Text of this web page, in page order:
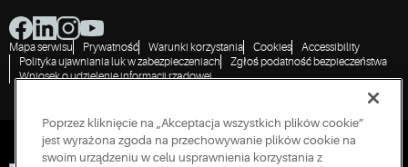
Mapa serwisu Prywatność Warunki korzystania Cookies
Accessibility
Polityka ujawniania luk w zabezpieczeniach
Zgłoś podatność bezpieczeństwa
Wniosek o udzielenie informacji rządowej
Poprzez kliknięcie na „Akceptacja wszystkich plików cookie”
jest wyrażona zgoda na przechowywanie plików cookie na
swoim urządzeniu w celu usprawnienia korzystania z